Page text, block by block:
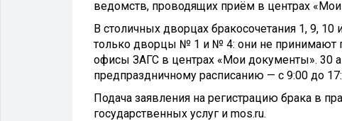
ведомств, проводящих приём в центрах
В столичных дворцах бракосочетания 1, 9,
только дворцы № 1 и № 4: они не принимают
офисы ЗАГС в центрах «Мои документы». 30
предпраздничному расписанию — с 9:00 до
Подача заявления на регистрацию брака в
государственных услуг и mos.ru.